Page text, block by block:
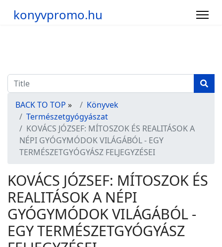
konyvpromo.hu
BACK TO TOP »
Könyvek
Természetgyógyászat
KOVÁCS JÓZSEF: MÍTOSZOK ÉS REALITÁSOK A
NÉPI GYÓGYMÓDOK VILÁGÁBÓL - EGY
TERMÉSZETGYÓGYÁSZ FELJEGYZÉSEI
KOVÁCS JÓZSEF: MÍTOSZOK ÉS
REALITÁSOK A NÉPI
GYÓGYMÓDOK VILÁGÁBÓL -
EGY TERMÉSZETGYÓGYÁSZ